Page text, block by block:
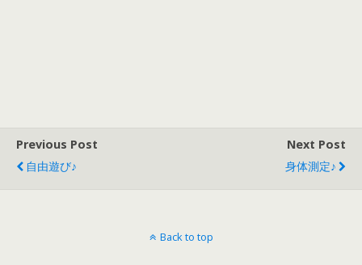
Previous Post
自由遊び♪
Next Post
身体測定♪
Back to top